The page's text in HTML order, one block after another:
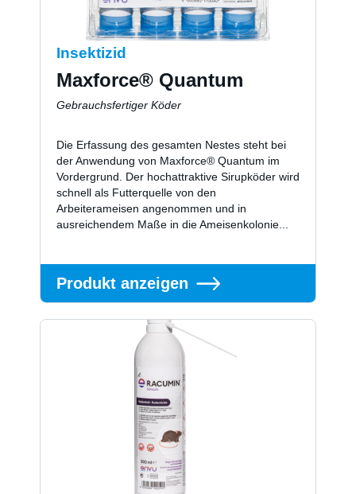
Insektizid
Maxforce® Quantum
Gebrauchsfertiger Köder
Die Erfassung des gesamten Nestes steht bei
der Anwendung von Maxforce® Quantum im
Vordergrund. Der hochattraktive Sirupköder wird
schnell als Futterquelle von den
Arbeiterameisen angenommen und in
ausreichendem Maße in die Ameisenkolonie...
Produkt anzeigen